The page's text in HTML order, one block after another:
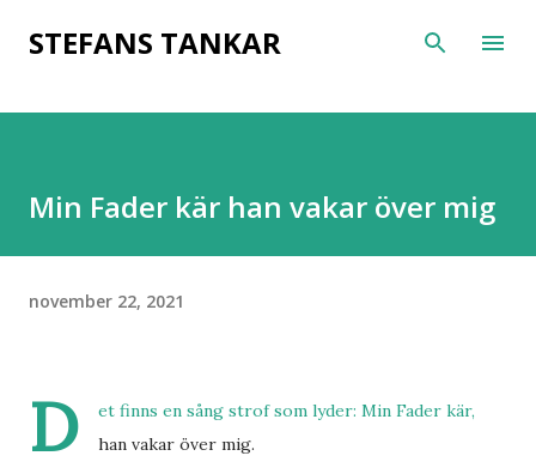
Fortsätt till huvudinnehåll
STEFANS TANKAR
Min Fader kär han vakar över mig
november 22, 2021
D
et finns en sång strof som lyder: Min Fader kär,
han vakar över mig.